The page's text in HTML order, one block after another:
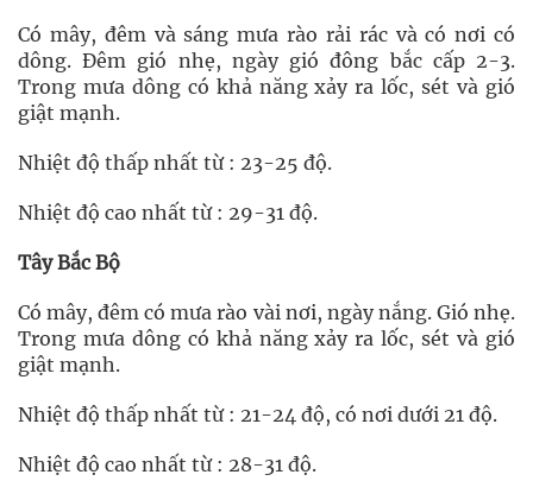
Có mây, đêm và sáng mưa rào rải rác và có nơi có
dông. Đêm gió nhẹ, ngày gió đông bắc cấp 2-3.
Trong mưa dông có khả năng xảy ra lốc, sét và gió
giật mạnh.
Nhiệt độ thấp nhất từ : 23-25 độ.
Nhiệt độ cao nhất từ : 29-31 độ.
Tây Bắc Bộ
Có mây, đêm có mưa rào vài nơi, ngày nắng. Gió nhẹ.
Trong mưa dông có khả năng xảy ra lốc, sét và gió
giật mạnh.
Nhiệt độ thấp nhất từ : 21-24 độ, có nơi dưới 21 độ.
Nhiệt độ cao nhất từ : 28-31 độ.